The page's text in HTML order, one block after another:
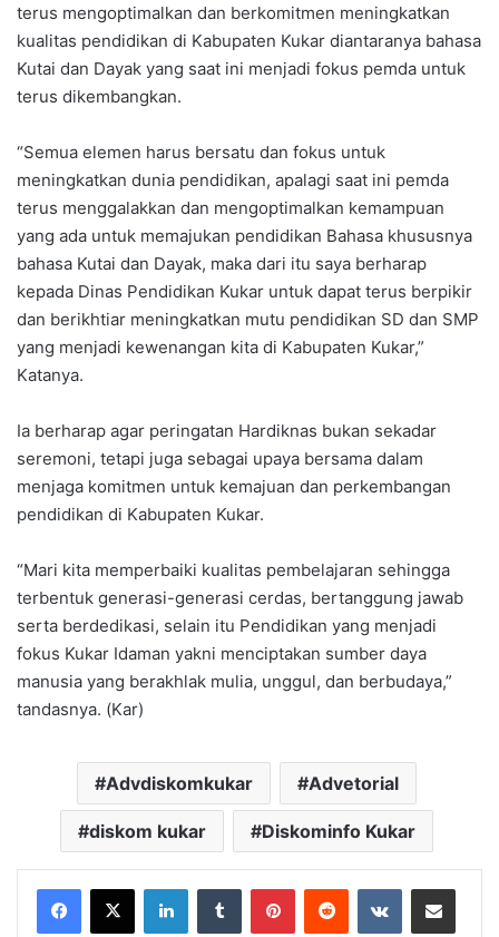
terus mengoptimalkan dan berkomitmen meningkatkan
kualitas pendidikan di Kabupaten Kukar diantaranya bahasa
Kutai dan Dayak yang saat ini menjadi fokus pemda untuk
terus dikembangkan.
“Semua elemen harus bersatu dan fokus untuk
meningkatkan dunia pendidikan, apalagi saat ini pemda
terus menggalakkan dan mengoptimalkan kemampuan
yang ada untuk memajukan pendidikan Bahasa khususnya
bahasa Kutai dan Dayak, maka dari itu saya berharap
kepada Dinas Pendidikan Kukar untuk dapat terus berpikir
dan berikhtiar meningkatkan mutu pendidikan SD dan SMP
yang menjadi kewenangan kita di Kabupaten Kukar,”
Katanya.
Ia berharap agar peringatan Hardiknas bukan sekadar
seremoni, tetapi juga sebagai upaya bersama dalam
menjaga komitmen untuk kemajuan dan perkembangan
pendidikan di Kabupaten Kukar.
“Mari kita memperbaiki kualitas pembelajaran sehingga
terbentuk generasi-generasi cerdas, bertanggung jawab
serta berdedikasi, selain itu Pendidikan yang menjadi
fokus Kukar Idaman yakni menciptakan sumber daya
manusia yang berakhlak mulia, unggul, dan berbudaya,”
tandasnya. (Kar)
Advdiskomkukar Advetorial
diskom kukar Diskominfo Kukar
LinkedInTumblr PinterestReddit VKontakteShare via Email